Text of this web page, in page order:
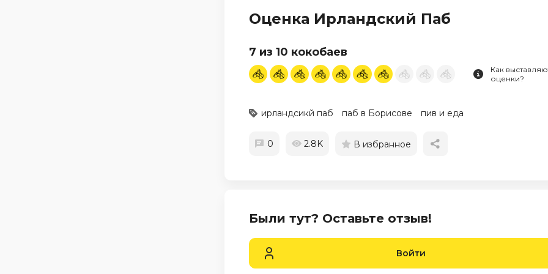
Оценка Ирландский Паб
7 из 10 кокобаев
Как
оценки?
ирландсикй паб паб в Борисове пив и еда
0 2.8K В избранное
Были тут? Оставьте отзыв!
Войти